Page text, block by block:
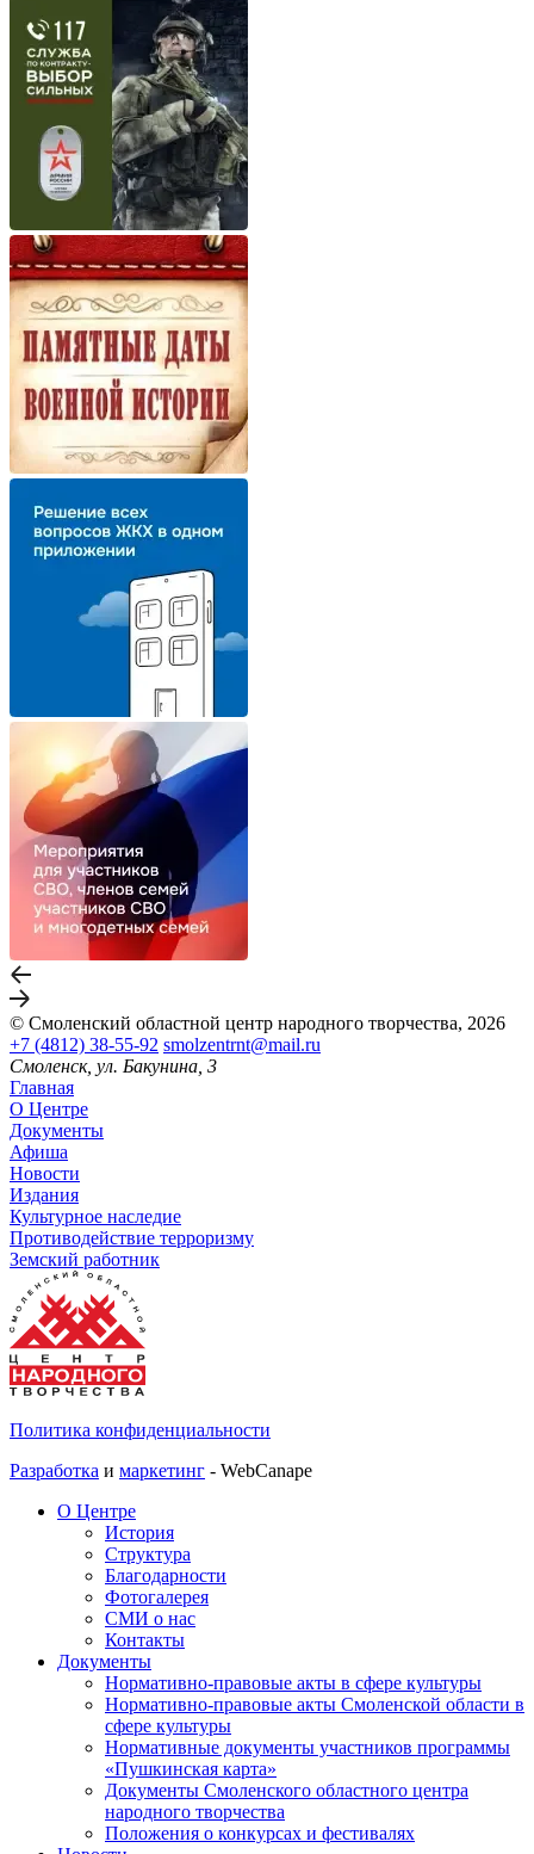
© Смоленский областной центр народного творчества, 2026
+7 (4812) 38-55-92 smolzentrnt@mail.ru
Смоленск, ул. Бакунина, 3
Главная
О Центре
Документы
Афиша
Новости
Издания
Культурное наследие
Противодействие терроризму
Земский работник
Политика конфиденциальности
Разработка и маркетинг - WebCanape
О Центре
История
Структура
Благодарности
Фотогалерея
СМИ о нас
Контакты
Документы
Нормативно-правовые акты в сфере культуры
Нормативно-правовые акты Смоленской области в
сфере культуры
Нормативные документы участников программы
«Пушкинская карта»
Документы Смоленского областного центра
народного творчества
Положения о конкурсах и фестивалях